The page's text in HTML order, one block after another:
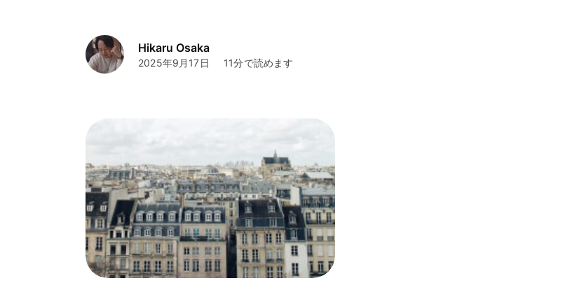
Hikaru Osaka
2025年9月17日 11分で読めます